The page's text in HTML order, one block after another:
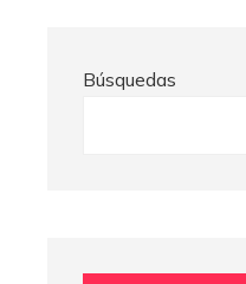
Búsquedas